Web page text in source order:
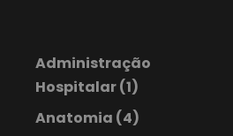
Administração
Hospitalar(1)
Anatomia (4)